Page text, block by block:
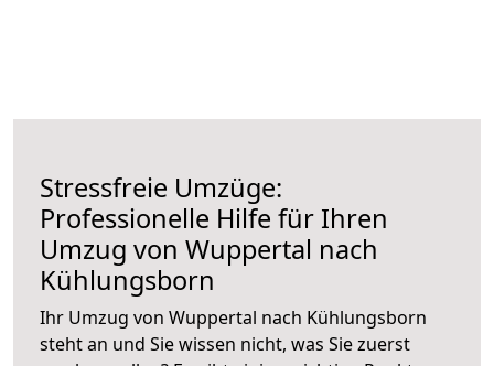
Stressfreie Umzüge:
Professionelle Hilfe für Ihren
Umzug von Wuppertal nach
Kühlungsborn
Ihr Umzug von Wuppertal nach Kühlungsborn
steht an und Sie wissen nicht, was Sie zuerst